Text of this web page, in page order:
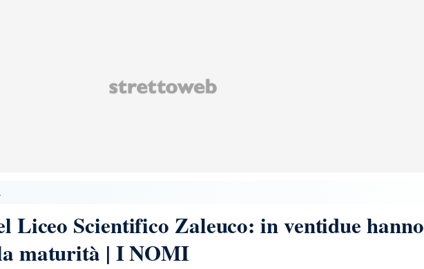
Liceo Scientifico Zaleuco: in ventidue hanno
maturità | I NOMI